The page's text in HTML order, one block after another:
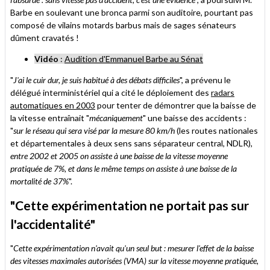
Barbe en soulevant une bronca parmi son auditoire, pourtant pas
composé de vilains motards barbus mais de sages sénateurs
dûment cravatés !
Vidéo : Audition d'Emmanuel Barbe au Sénat
"J'ai le cuir dur, je suis habitué à des débats difficiles", a prévenu le
délégué interministériel qui a cité le déploiement des radars
automatiques en 2003 pour tenter de démontrer que la baisse de
la vitesse entraînait "mécaniquement" une baisse des accidents :
"sur le réseau qui sera visé par la mesure 80 km/h(les routes nationales
et départementales à deux sens sans séparateur central, NDLR),
entre 2002 et 2005 on assiste à une baisse de la vitesse moyenne
pratiquée de 7%, et dans le même temps on assiste à une baisse de la
mortalité de 37%".
"Cette expérimentation ne portait pas sur
l'accidentalité"
"Cette expérimentation n'avait qu'un seul but : mesurer l'effet de la baisse
des vitesses maximales autorisées (VMA) sur la vitesse moyenne pratiquée,